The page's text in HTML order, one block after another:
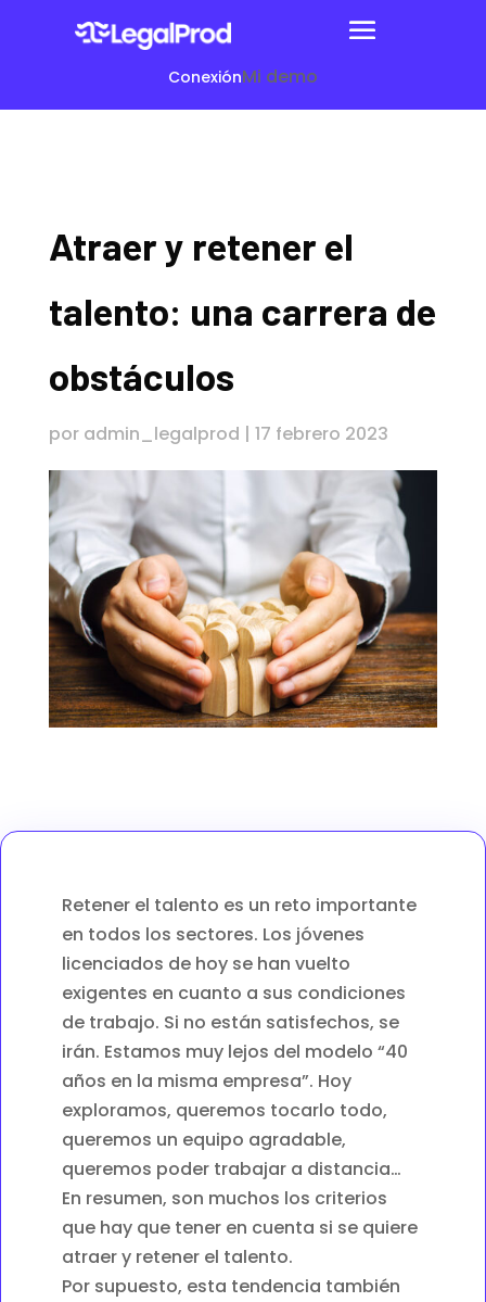
ConexiónMi demo
Atraer y retener el
talento: una carrera de
obstáculos
por admin_legalprod | 17 febrero 2023
Retener el talento es un reto importante
en todos los sectores. Los jóvenes
licenciados de hoy se han vuelto
exigentes en cuanto a sus condiciones
de trabajo. Si no están satisfechos, se
irán. Estamos muy lejos del modelo “40
años en la misma empresa”. Hoy
exploramos, queremos tocarlo todo,
queremos un equipo agradable,
queremos poder trabajar a distancia…
En resumen, son muchos los criterios
que hay que tener en cuenta si se quiere
atraer y retener el talento.
Por supuesto, esta tendencia también